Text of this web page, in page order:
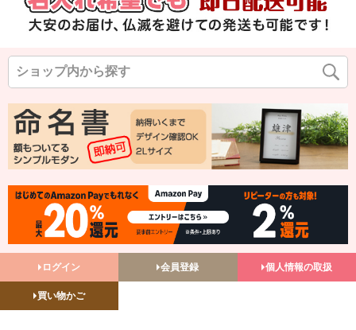
ログイン 会員登録 個人情報の取扱
買い物かご
◆
◆
在庫なし商品を表示しない
バンドル販売
予約商品
予約商品のみを表示
並び順
登録順